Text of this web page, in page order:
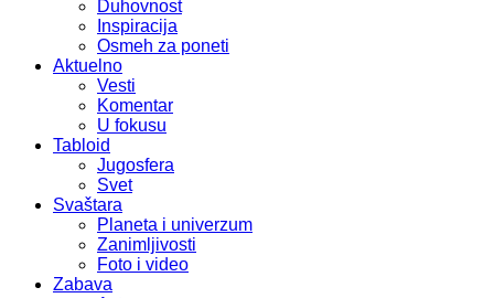
Duhovnost
Inspiracija
Osmeh za poneti
Aktuelno
Vesti
Komentar
U fokusu
Tabloid
Jugosfera
Svet
Svaštara
Planeta i univerzum
Zanimljivosti
Foto i video
Zabava